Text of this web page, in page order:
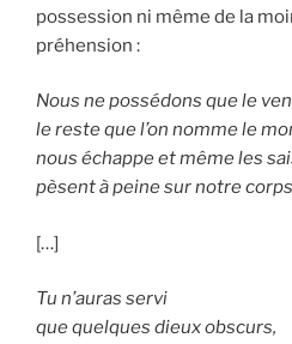
possession ni même de la
préhension :
Nous ne possédons que le
le reste que l’on nomme le
nous échappe et même les
pèsent à peine sur notre
[…]
Tu n’auras servi
que quelques dieux obscurs,